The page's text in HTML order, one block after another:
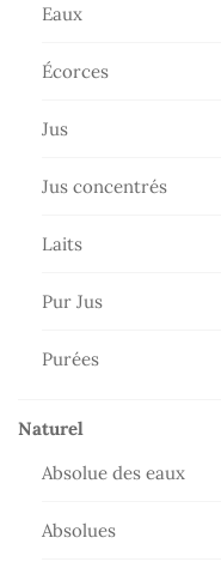
Eaux
Écorces
Jus
Jus concentrés
Laits
Pur Jus
Purées
Naturel
Absolue des eaux
Absolues